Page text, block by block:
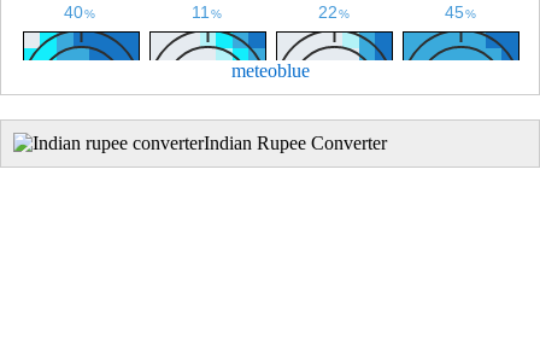
meteoblue
Indian Rupee Converter